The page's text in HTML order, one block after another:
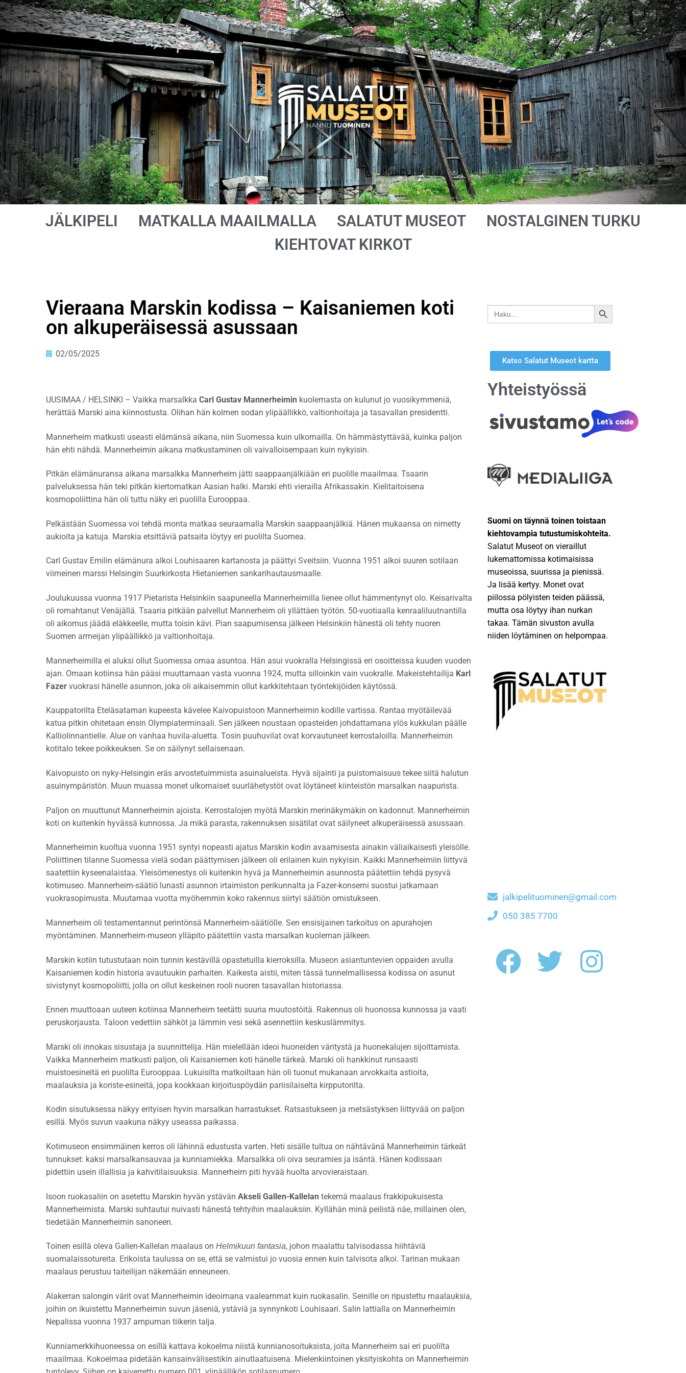
JÄLKIPELI MATKALLA MAAILMALLA SALATUT MUSEOT
NOSTALGINEN TURKU
KIEHTOVAT KIRKOT
Vieraana Marskin kodissa – Kaisaniemen koti
on alkuperäisessä asussaan
02/05/2025
UUSIMAA / HELSINKI – Vaikka marsalkka Carl Gustav Mannerheimin kuolemasta on kulunut jo vuosikymmeniä,
herättää Marski aina kiinnostusta. Olihan hän kolmen sodan ylipäällikkö, valtionhoitaja ja tasavallan presidentti.
Mannerheim matkusti useasti elämänsä aikana, niin Suomessa kuin ulkomailla. On hämmästyttävää, kuinka paljon
hän ehti nähdä. Mannerheimin aikana matkustaminen oli vaivalloisempaan kuin nykyisin.
Pitkän elämänuransa aikana marsalkka Mannerheim jätti saappaanjälkiään eri puolille maailmaa. Tsaarin
palveluksessa hän teki pitkän kiertomatkan Aasian halki. Marski ehti vierailla Afrikassakin. Kielitaitoisena
kosmopoliittina hän oli tuttu näky eri puolilla Eurooppaa.
Pelkästään Suomessa voi tehdä monta matkaa seuraamalla Marskin saappaanjälkiä. Hänen mukaansa on nimetty
aukioita ja katuja. Marskia etsittäviä patsaita löytyy eri puolilta Suomea.
Carl Gustav Emilin elämänura alkoi Louhisaaren kartanosta ja päättyi Sveitsiin. Vuonna 1951 alkoi suuren sotilaan
viimeinen marssi Helsingin Suurkirkosta Hietaniemen sankarihautausmaalle.
Joulukuussa vuonna 1917 Pietarista Helsinkiin saapuneella Mannerheimilla lienee ollut hämmentynyt olo. Keisarivalta
oli romahtanut Venäjällä. Tsaaria pitkään palvellut Mannerheim oli yllättäen työtön. 50-vuotiaalla kenraaliluutnantilla
oli aikomus jäädä eläkkeelle, mutta toisin kävi. Pian saapumisensa jälkeen Helsinkiin hänestä oli tehty nuoren
Suomen armeijan ylipäällikkö ja valtionhoitaja.
Mannerheimilla ei aluksi ollut Suomessa omaa asuntoa. Hän asui vuokralla Helsingissä eri osoitteissa kuuden vuoden
ajan. Omaan kotiinsa hän pääsi muuttamaan vasta vuonna 1924, mutta silloinkin vain vuokralle. Makeistehtailija Karl
Fazer vuokrasi hänelle asunnon, joka oli aikaisemmin ollut karkkitehtaan työntekijöiden käytössä.
Kauppatorilta Eteläsataman kupeesta kävelee Kaivopuistoon Mannerheimin kodille vartissa. Rantaa myötäilevää
katua pitkin ohitetaan ensin Olympiaterminaali. Sen jälkeen noustaan opasteiden johdattamana ylös kukkulan päälle
Kalliolinnantielle. Alue on vanhaa huvila-aluetta. Tosin puuhuvilat ovat korvautuneet kerrostaloilla. Mannerheimin
kotitalo tekee poikkeuksen. Se on säilynyt sellaisenaan.
Kaivopuisto on nyky-Helsingin eräs arvostetuimmista asuinalueista. Hyvä sijainti ja puistomaisuus tekee siitä halutun
asuinympäristön. Muun muassa monet ulkomaiset suurlähetystöt ovat löytäneet kiinteistön marsalkan naapurista.
Paljon on muuttunut Mannerheimin ajoista. Kerrostalojen myötä Marskin merinäkymäkin on kadonnut. Mannerheimin
koti on kuitenkin hyvässä kunnossa. Ja mikä parasta, rakennuksen sisätilat ovat säilyneet alkuperäisessä asussaan.
Mannerheimin kuoltua vuonna 1951 syntyi nopeasti ajatus Marskin kodin avaamisesta ainakin väliaikaisesti yleisölle.
Poliittinen tilanne Suomessa vielä sodan päättymisen jälkeen oli erilainen kuin nykyisin. Kaikki Mannerheimiin liittyvä
saatettiin kyseenalaistaa. Yleisömenestys oli kuitenkin hyvä ja Mannerheimin asunnosta päätettiin tehdä pysyvä
kotimuseo. Mannerheim-säätiö lunasti asunnon irtaimiston perikunnalta ja Fazer-konserni suostui jatkamaan
vuokrasopimusta. Muutamaa vuotta myöhemmin koko rakennus siirtyi säätiön omistukseen.
Mannerheim oli testamentannut perintönsä Mannerheim-säätiölle. Sen ensisijainen tarkoitus on apurahojen
myöntäminen. Mannerheim-museon ylläpito päätettiin vasta marsalkan kuoleman jälkeen.
Marskin kotiin tutustutaan noin tunnin kestävillä opastetuilla kierroksilla. Museon asiantuntevien oppaiden avulla
Kaisaniemen kodin historia avautuukin parhaiten. Kaikesta aistii, miten tässä tunnelmallisessa kodissa on asunut
sivistynyt kosmopoliitti, jolla on ollut keskeinen rooli nuoren tasavallan historiassa.
Ennen muuttoaan uuteen kotiinsa Mannerheim teetätti suuria muutostöitä. Rakennus oli huonossa kunnossa ja vaati
peruskorjausta. Taloon vedettiin sähköt ja lämmin vesi sekä asennettiin keskuslämmitys.
Marski oli innokas sisustaja ja suunnittelija. Hän mielellään ideoi huoneiden väritystä ja huonekalujen sijoittamista.
Vaikka Mannerheim matkusti paljon, oli Kaisaniemen koti hänelle tärkeä. Marski oli hankkinut runsaasti
muistoesineitä eri puolilta Eurooppaa. Lukuisilta matkoiltaan hän oli tuonut mukanaan arvokkaita astioita,
maalauksia ja koriste-esineitä, jopa kookkaan kirjoituspöydän pariisilaiselta kirpputorilta.
Kodin sisutuksessa näkyy erityisen hyvin marsalkan harrastukset. Ratsastukseen ja metsästyksen liittyvää on paljon
esillä. Myös suvun vaakuna näkyy useassa paikassa.
Kotimuseon ensimmäinen kerros oli lähinnä edustusta varten. Heti sisälle tultua on nähtävänä Mannerheimin tärkeät
tunnukset: kaksi marsalkansauvaa ja kunniamiekka. Marsalkka oli oiva seuramies ja isäntä. Hänen kodissaan
pidettiin usein illallisia ja kahvitilaisuuksia. Mannerheim piti hyvää huolta arvovieraistaan.
Isoon ruokasaliin on asetettu Marskin hyvän ystävän Akseli Gallen-Kallelan tekemä maalaus frakkipukuisesta
Mannerheimista. Marski suhtautui nuivasti hänestä tehtyihin maalauksiin. Kyllähän minä peilistä näe, millainen olen,
tiedetään Mannerheimin sanoneen.
Toinen esillä oleva Gallen-Kallelan maalaus on Helmikuun fantasia, johon maalattu talvisodassa hiihtäviä
suomalaissotureita. Erikoista taulussa on se, että se valmistui jo vuosia ennen kuin talvisota alkoi. Tarinan mukaan
maalaus perustuu taiteilijan näkemään enneuneen.
Alakerran salongin värit ovat Mannerheimin ideoimana vaaleammat kuin ruokasalin. Seinille on ripustettu maalauksia,
joihin on ikuistettu Mannerheimin suvun jäseniä, ystäviä ja synnynkoti Louhisaari. Salin lattialla on Mannerheimin
Nepalissa vuonna 1937 ampuman tiikerin talja.
Kunniamerkkihuoneessa on esillä kattava kokoelma niistä kunnianosoituksista, joita Mannerheim sai eri puolilta
maailmaa. Kokoelmaa pidetään kansainvälisestikin ainutlaatuisena. Mielenkiintoinen yksityiskohta on Mannerheimin
Search
for:
SEARCH
Katso Salatut Museot kartta
Yhteistyössä
Suomi on täynnä toinen toistaan
kiehtovampia tutustumiskohteita.
Salatut Museot on vieraillut
lukemattomissa kotimaisissa
museoissa, suurissa ja pienissä.
Ja lisää kertyy. Monet ovat
piilossa pölyisten teiden päässä,
mutta osa löytyy ihan nurkan
takaa. Tämän sivuston avulla
niiden löytäminen on helpompaa.
jalkipelituominen@gmail.com
050 385 7700